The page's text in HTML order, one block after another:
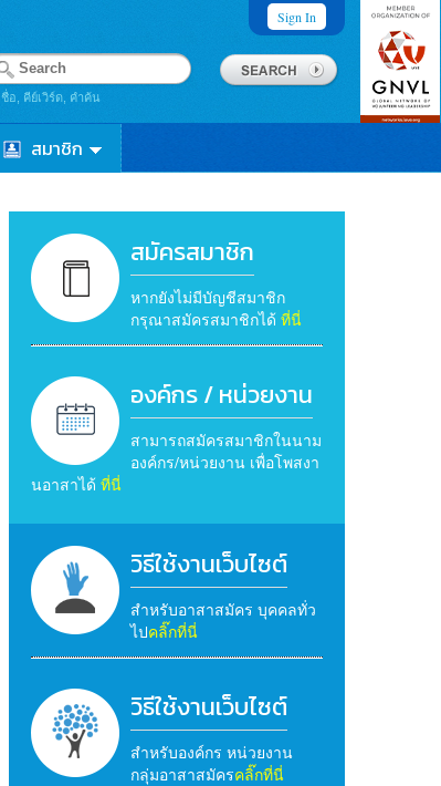
Sign In
ชื่อ, คีย์เวิร์ด, คำค้น
สมาชิก
สมัครสมาชิก
หากยังไม่มีบัญชีสมาชิก
กรุณาสมัครสมาชิกได้ ที่นี่
องค์กร / หน่วยงาน
สามารถสมัครสมาชิกในนาม
องค์กร/หน่วยงาน เพื่อโพสงา
นอาสาได้ ที่นี่
วิธีใช้งานเว็บไซต์
สำหรับอาสาสมัคร บุคคลทั่ว
ไปคลิ๊กที่นี่
วิธีใช้งานเว็บไซต์
สำหรับองค์กร หน่วยงาน
กลุ่มอาสาสมัครคลิ๊กที่นี่